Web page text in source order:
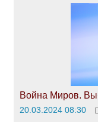
Война Миров.
20.03.2024 08:30